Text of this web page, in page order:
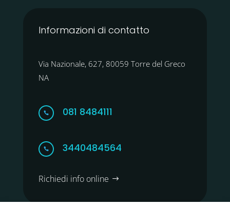
Informazioni di contatto
Via Nazionale, 627, 80059 Torre del Greco
NA
 081 8484111
 3440484564
Richiedi info online